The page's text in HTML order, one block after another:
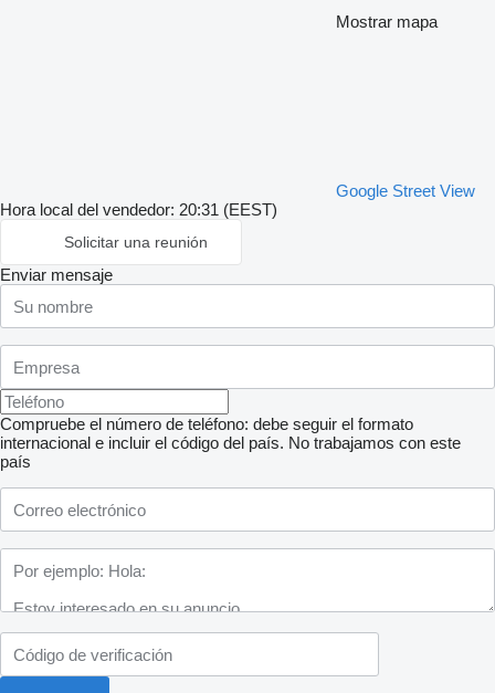
Mostrar mapa
Google Street View
Hora local del vendedor: 20:31 (EEST)
Solicitar una reunión
Enviar mensaje
Compruebe el número de teléfono: debe seguir el formato
internacional e incluir el código del país. No trabajamos con este
país